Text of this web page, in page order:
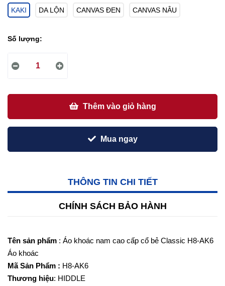
KAKI DA LỘN CANVAS ĐEN CANVAS NÂU
Số lượng:
Thêm vào giỏ hàng
Mua ngay
THÔNG TIN CHI TIẾT
CHÍNH SÁCH BẢO HÀNH
Tên sản phẩm : Áo khoác nam cao cấp cổ bẻ Classic H8-AK6
Áo khoác
Mã Sản Phẩm : H8-AK6
Thương hiệu: HIDDLE